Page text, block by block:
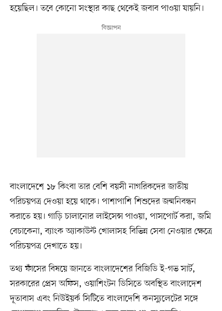
হয়েছিল। তবে কোনো সংস্থার কাছ থেকেই জবাব পাওয়া যায়নি।
বাংলাদেশে ১৮ কিংবা তার বেশি বয়সী নাগরিকদের জাতীয়
পরিচয়পত্র দেওয়া হয়ে থাকে। পাশাপাশি শিশুদের জন্মনিবন্ধন
করাতে হয়। গাড়ি চালানোর লাইসেন্স পাওয়া, পাসপোর্ট করা, জমি
বেচাকেনা, ব্যাংক অ্যাকাউন্ট খোলাসহ বিভিন্ন সেবা নেওয়ার ক্ষেত্রে
পরিচয়পত্র দেখাতে হয়।
তথ্য ফাঁসের বিষয়ে জানতে বাংলাদেশের বিজিডি ই-গভ সার্ট,
সরকারের প্রেস অফিস, ওয়াশিংটন ডিসিতে অবস্থিত বাংলাদেশ
দূতাবাস এবং নিউইয়র্ক সিটিতে বাংলাদেশি কনস্যুলেটের সঙ্গে